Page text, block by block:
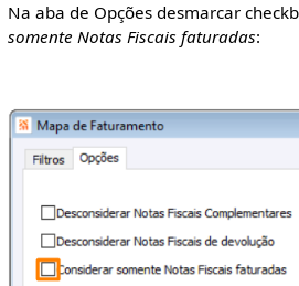
Na aba de Opções desmarcar
somente Notas Fiscais faturadas: